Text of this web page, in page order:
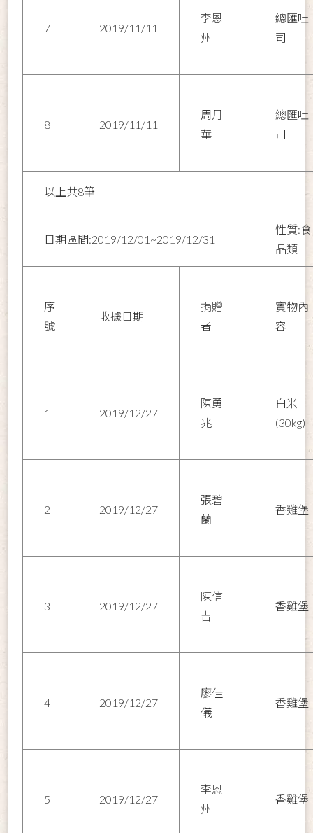
7 2019/11/11
李恩
州
總匯吐
司
8 2019/11/11
周月
華
總匯吐
司
以上共8筆
日期區間:2019/12/01~2019/12/31
性質:食
品類
序
號
收據日期
捐贈
者
實物內
容
1 2019/12/27
陳勇
兆
白米
(30kg)
2 2019/12/27
張碧
蘭
香雞堡
3 2019/12/27
陳信
吉
香雞堡
4 2019/12/27
廖佳
儀
香雞堡
5 2019/12/27
李恩
州
香雞堡